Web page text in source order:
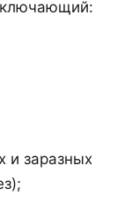
и заразных